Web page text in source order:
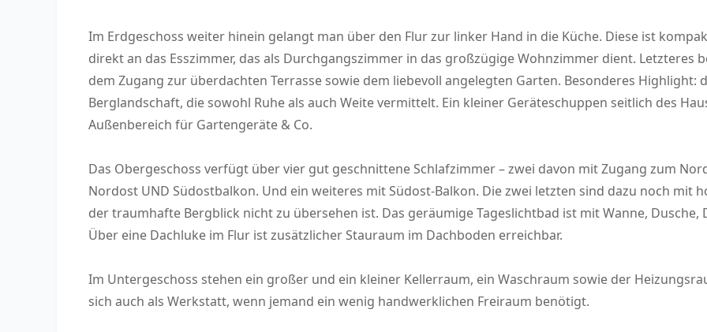
Im Erdgeschoss weiter hinein gelangt man über den Flur zur linker Hand in die Küche. Diese ist
direkt an das Esszimmer, das als Durchgangszimmer in das großzügige Wohnzimmer dient.
dem Zugang zur überdachten Terrasse sowie dem liebevoll angelegten Garten. Besonderes Highlight:
Berglandschaft, die sowohl Ruhe als auch Weite vermittelt. Ein kleiner Geräteschuppen seitlich des
Außenbereich für Gartengeräte & Co.
Das Obergeschoss verfügt über vier gut geschnittene Schlafzimmer – zwei davon mit Zugang zum
Nordost UND Südostbalkon. Und ein weiteres mit Südost-Balkon. Die zwei letzten sind dazu noch mit
der traumhafte Bergblick nicht zu übersehen ist. Das geräumige Tageslichtbad ist mit Wanne, Dusche,
Über eine Dachluke im Flur ist zusätzlicher Stauraum im Dachboden erreichbar.
Im Untergeschoss stehen ein großer und ein kleiner Kellerraum, ein Waschraum sowie der
sich auch als Werkstatt, wenn jemand ein wenig handwerklichen Freiraum benötigt.